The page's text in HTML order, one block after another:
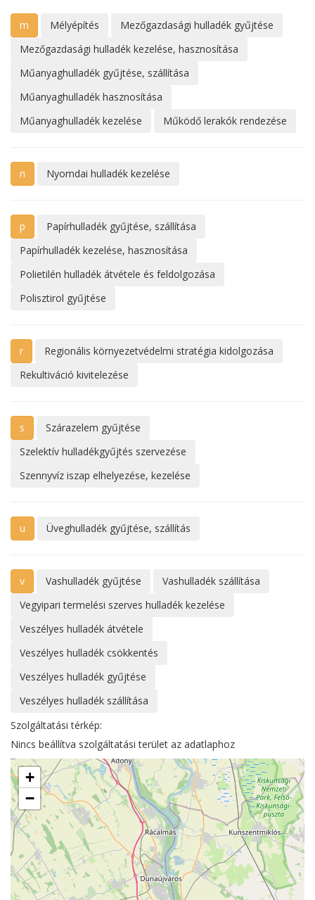
m Mélyépítés
Mezőgazdasági hulladék gyűjtése
Mezőgazdasági hulladék kezelése, hasznosítása
Műanyaghulladék gyűjtése, szállítása
Műanyaghulladék hasznosítása
Műanyaghulladék kezelése
Működő lerakók rendezése
n Nyomdai hulladék kezelése
p
Papírhulladék gyűjtése, szállítása
Papírhulladék kezelése, hasznosítása
Polietilén hulladék átvétele és feldolgozása
Polisztirol gyűjtése
r
Regionális környezetvédelmi stratégia kidolgozása
Rekultiváció kivitelezése
s
Szárazelem gyűjtése
Szelektív hulladékgyűjtés szervezése
Szennyvíz iszap elhelyezése, kezelése
u Üveghulladék gyűjtése, szállítás
v Vashulladék gyűjtése
Vashulladék szállítása
Vegyipari termelési szerves hulladék kezelése
Veszélyes hulladék átvétele
Veszélyes hulladék csökkentés
Veszélyes hulladék gyűjtése
Veszélyes hulladék szállítása
Szolgáltatási térkép:
Nincs beállítva szolgáltatási terület az adatlaphoz
+
−